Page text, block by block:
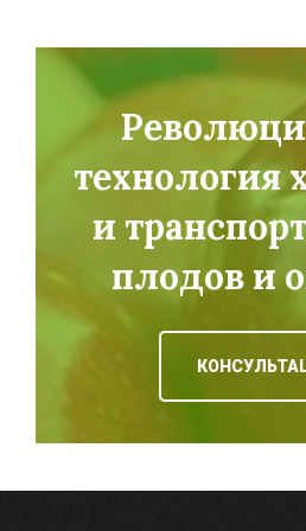
технология
и
плодов и